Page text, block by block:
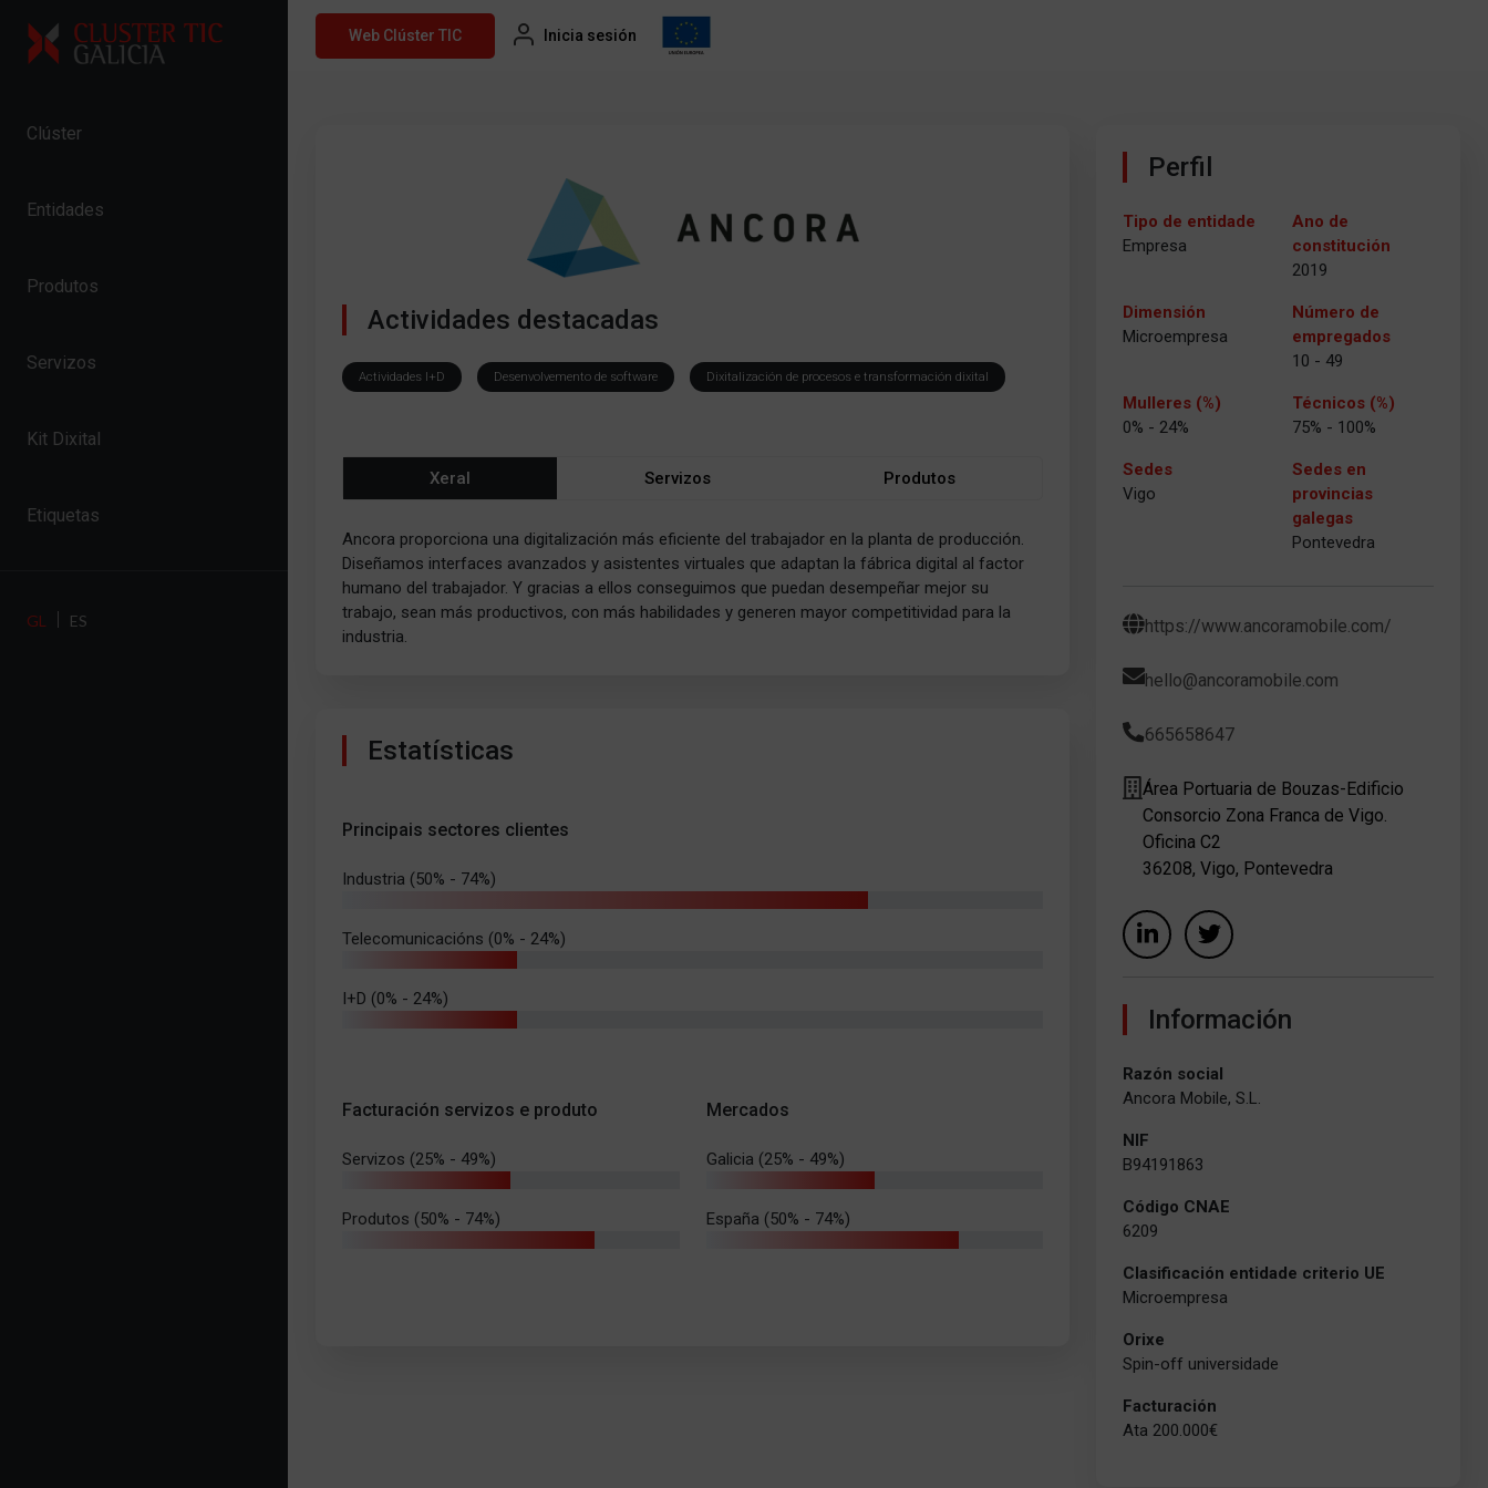
Skip to content
Clúster
Entidades
Produtos
Servizos
Kit Dixital
Etiquetas
GL ES
Web Clúster TIC Inicia sesión
Actividades destacadas
Actividades I+D Desenvolvemento de software Dixitalización de procesos e transformación dixital
Xeral Servizos Produtos
Ancora proporciona una digitalización más eficiente del trabajador en la planta de producción.
Diseñamos interfaces avanzados y asistentes virtuales que adaptan la fábrica digital al factor
humano del trabajador. Y gracias a ellos conseguimos que puedan desempeñar mejor su
trabajo, sean más productivos, con más habilidades y generen mayor competitividad para la
industria.
Estatísticas
Principais sectores clientes
Industria (50% - 74%)
Telecomunicacións (0% - 24%)
I+D (0% - 24%)
Facturación servizos e produto
Servizos (25% - 49%)
Produtos (50% - 74%)
Mercados
Galicia (25% - 49%)
España (50% - 74%)
Perfil
Tipo de entidade
Empresa
Ano de
constitución
2019
Dimensión
Microempresa
Número de
empregados
10 - 49
Mulleres (%)
0% - 24%
Técnicos (%)
75% - 100%
Sedes
Vigo
Sedes en
provincias
galegas
Pontevedra
https://www.ancoramobile.com/
hello@ancoramobile.com
665658647
Área Portuaria de Bouzas-Edificio
Consorcio Zona Franca de Vigo.
Oficina C2
36208, Vigo, Pontevedra
Información
Razón social
Ancora Mobile, S.L.
NIF
B94191863
Código CNAE
6209
Clasificación entidade criterio UE
Microempresa
Orixe
Spin-off universidade
Facturación
Ata 200.000€